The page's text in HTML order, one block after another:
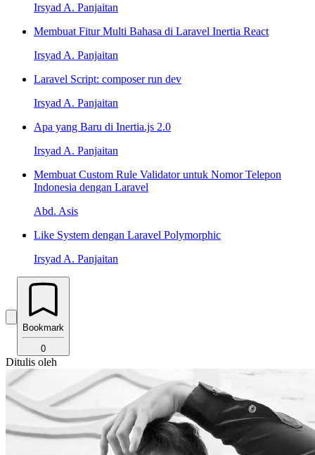
Irsyad A. Panjaitan
Membuat Fitur Multi Bahasa di Laravel Inertia React
Irsyad A. Panjaitan
Laravel Script: composer run dev
Irsyad A. Panjaitan
Apa yang Baru di Inertia.js 2.0
Irsyad A. Panjaitan
Membuat Custom Rule Validator untuk Nomor Telepon
Indonesia dengan Laravel
Abd. Asis
Like System dengan Laravel Polymorphic
Irsyad A. Panjaitan
Bookmark
0
Ditulis oleh